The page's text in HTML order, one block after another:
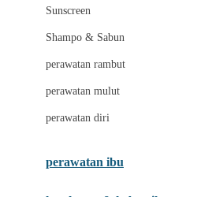
Little Miss Janis
London Taxi
Love To Dream
M
Magformers
Sunscreen
Shampo & Sabun
perawatan rambut
perawatan mulut
perawatan diri
perawatan ibu